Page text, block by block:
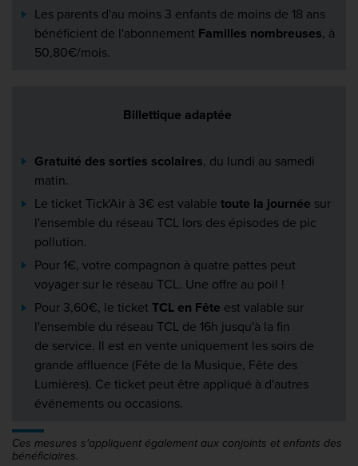
Les parents d'au moins 3 enfants de moins de 18 ans
bénéficient de l'abonnement Familles nombreuses, à
50,80€/mois.
Billettique adaptée
Gratuité des sorties scolaires, du lundi au samedi
matin.
Le ticket Tick'Air à 3€ est valable toute la journée sur
l'ensemble du réseau TCL lors des épisodes de pic
pollution.
Pour 1€, votre compagnon à quatre pattes peut
voyager sur le réseau TCL. Une offre au poil !
Pour 3,60€, le ticket TCL en Fête est valable sur
l'ensemble du réseau TCL de 16h jusqu'à la fin
de service. Il est en vente uniquement les soirs de
grande affluence (Fête de la Musique, Fête des
Lumières). Ce ticket peut être appliqué à d'autres
événements ou occasions.
Ces mesures s'appliquent également aux conjoints et enfants des
bénéficiaires.